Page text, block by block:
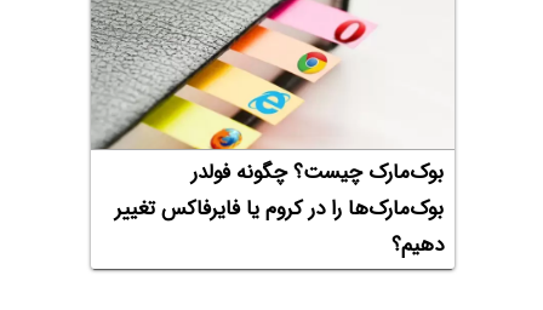
بوک‌مارک چیست؟ چگونه فولدر
بوک‌مارک‌ها را در کروم یا فایرفاکس تغییر
دهیم؟